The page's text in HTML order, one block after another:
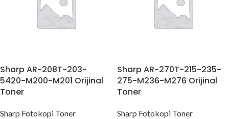
Sharp AR-208T-203-
5420-M200-M201 Orijinal
Toner
Sharp Fotokopi Toner
Sharp AR-270T-215-235-
275-M236-M276 Orijinal
Toner
Sharp Fotokopi Toner